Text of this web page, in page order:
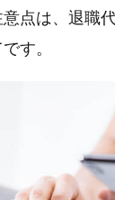
点は、退職
す。